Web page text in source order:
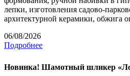
лепки, изготовления садово-
архитектурной керамики, обжига
06/08/2026
Подробнее
Новинка! Шамотный шликер